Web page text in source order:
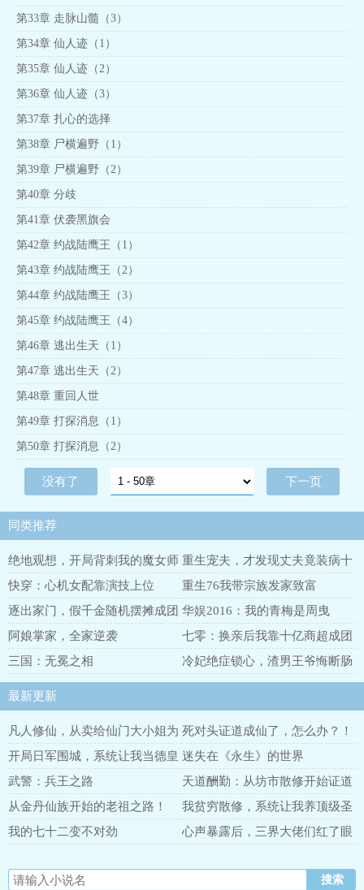
第33章 走脉山髓（3）
第34章 仙人迹（1）
第35章 仙人迹（2）
第36章 仙人迹（3）
第37章 扎心的选择
第38章 尸横遍野（1）
第39章 尸横遍野（2）
第40章 分歧
第41章 伏袭黑旗会
第42章 约战陆鹰王（1）
第43章 约战陆鹰王（2）
第44章 约战陆鹰王（3）
第45章 约战陆鹰王（4）
第46章 逃出生天（1）
第47章 逃出生天（2）
第48章 重回人世
第49章 打探消息（1）
第50章 打探消息（2）
没有了 下一页
同类推荐
绝地观想，开局背刺我的魔女师
父
重生宠夫，才发现丈夫竟装病十
年
快穿：心机女配靠演技上位
重生76我带宗族发家致富
逐出家门，假千金随机摆摊成团
宠
华娱2016：我的青梅是周曳
阿娘掌家，全家逆袭
七零：换亲后我靠十亿商超成团
宠
三国：无冕之相 冷妃绝症锁心，渣男王爷悔断肠
最新更新
凡人修仙，从卖给仙门大小姐为
奴开始
死对头证道成仙了，怎么办？！
开局日军围城，系统让我当德皇 迷失在《永生》的世界
武警：兵王之路
天道酬勤：从坊市散修开始证道
长生
从金丹仙族开始的老祖之路！
我贫穷散修，系统让我养顶级圣
子
我的七十二变不对劲
心声暴露后，三界大佬们红了眼